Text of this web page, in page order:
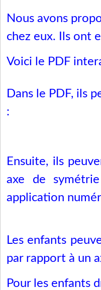
Nous avons
chez eux. Ils ont
Voici le PDF
Dans le PDF, ils
:
Ensuite, ils
axe de
application
Les enfants
par rapport à un
Pour les enfants